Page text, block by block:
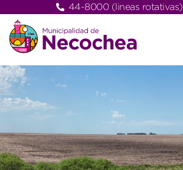
44-8000 (lineas rotativas)